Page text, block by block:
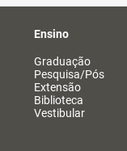
Ensino
Graduação
Pesquisa/Pós
Extensão
Biblioteca
Vestibular